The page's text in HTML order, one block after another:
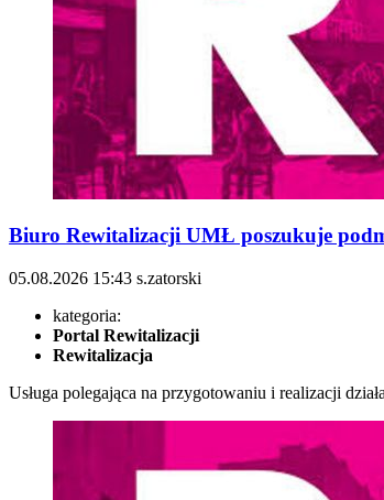
Biuro Rewitalizacji UMŁ poszukuje
05.08.2026 15:43 s.zatorski
kategoria:
Portal Rewitalizacji
Rewitalizacja
Usługa polegająca na przygotowaniu i realizacji